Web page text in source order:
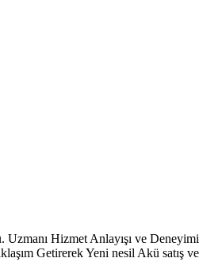
Hizmet Anlayışı ve
Getirerek Yeni nesil Akü satış